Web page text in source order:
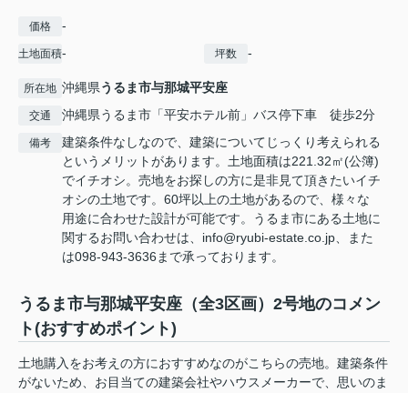
価格 -
土地面積- 坪数 -
所在地 沖縄県うるま市与那城平安座
交通 沖縄県うるま市「平安ホテル前」バス停下車 徒歩2分
備考
建築条件なしなので、建築についてじっくり考えられる
というメリットがあります。土地面積は221.32㎡(公簿)
でイチオシ。売地をお探しの方に是非見て頂きたいイチ
オシの土地です。60坪以上の土地があるので、様々な
用途に合わせた設計が可能です。うるま市にある土地に
関するお問い合わせは、info@ryubi-estate.co.jp、また
は098-943-3636まで承っております。
うるま市与那城平安座（全3区画）2号地のコメン
ト(おすすめポイント)
土地購入をお考えの方におすすめなのがこちらの売地。建築条件
がないため、お目当ての建築会社やハウスメーカーで、思いのま